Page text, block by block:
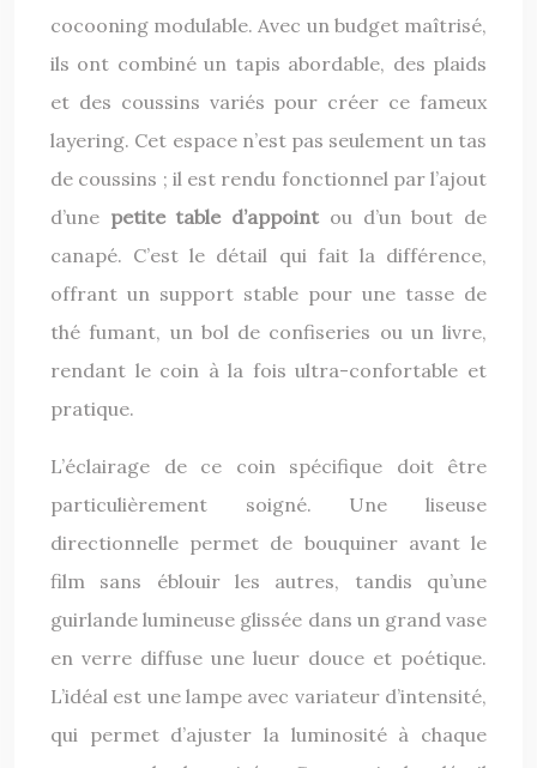
cocooning modulable. Avec un budget maîtrisé,
ils ont combiné un tapis abordable, des plaids
et des coussins variés pour créer ce fameux
layering. Cet espace n’est pas seulement un tas
de coussins ; il est rendu fonctionnel par l’ajout
d’une petite table d’appointou d’un bout de
canapé. C’est le détail qui fait la différence,
offrant un support stable pour une tasse de
thé fumant, un bol de confiseries ou un livre,
rendant le coin à la fois ultra-confortable et
pratique.
L’éclairage de ce coin spécifique doit être
particulièrement soigné. Une liseuse
directionnelle permet de bouquiner avant le
film sans éblouir les autres, tandis qu’une
guirlande lumineuse glissée dans un grand vase
en verre diffuse une lueur douce et poétique.
L’idéal est une lampe avec variateur d’intensité,
qui permet d’ajuster la luminosité à chaque